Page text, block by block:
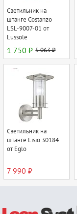
Светильник на
штанге Costanzo
LSL-9007-01 от
Lussole
1 750 ₽ 5 063 ₽
Светильник на
штанге Lisio 30184
от Eglo
7 990 ₽